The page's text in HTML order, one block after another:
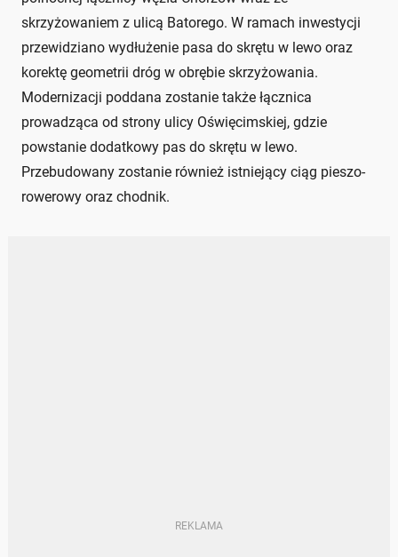
skrzyżowaniem z ulicą Batorego. W ramach inwestycji
przewidziano wydłużenie pasa do skrętu w lewo oraz
korektę geometrii dróg w obrębie skrzyżowania.
Modernizacji poddana zostanie także łącznica
prowadząca od strony ulicy Oświęcimskiej, gdzie
powstanie dodatkowy pas do skrętu w lewo.
Przebudowany zostanie również istniejący ciąg pieszo-
rowerowy oraz chodnik.